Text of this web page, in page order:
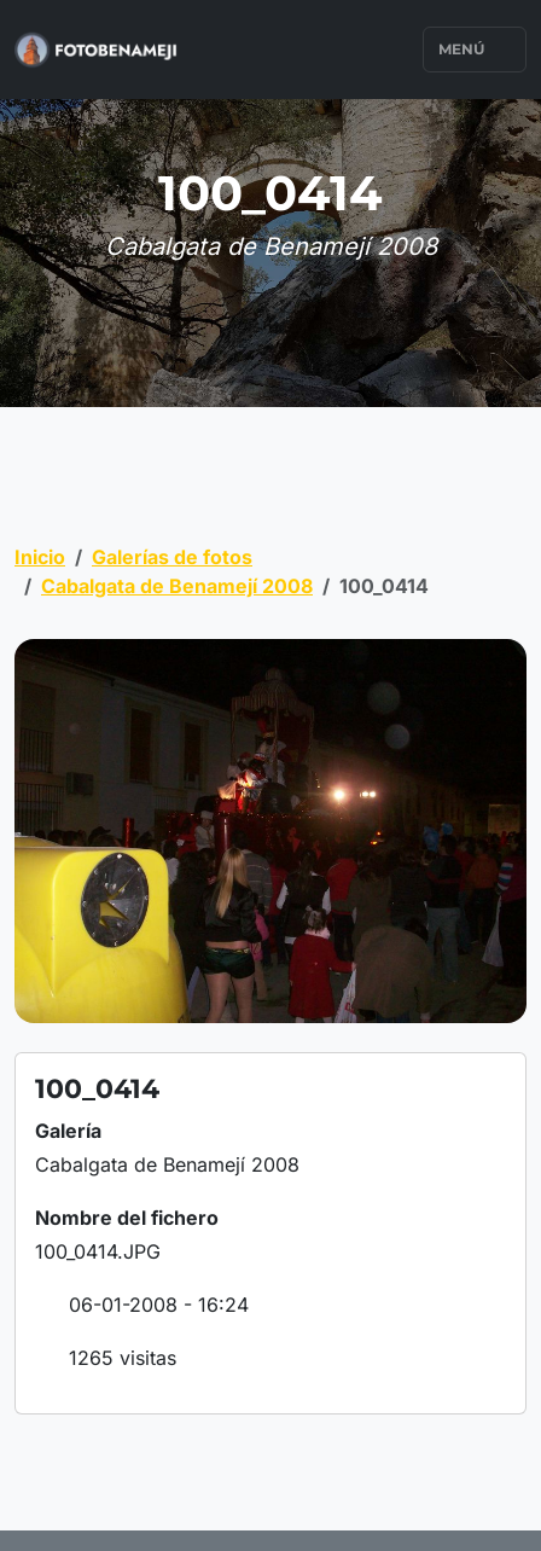
MENÚ
100_0414
Cabalgata de Benamejí 2008
Inicio
Galerías de fotos
Cabalgata de Benamejí 2008
100_0414
100_0414
Galería
Cabalgata de Benamejí 2008
Nombre del fichero
100_0414.JPG
06-01-2008 - 16:24
1265 visitas